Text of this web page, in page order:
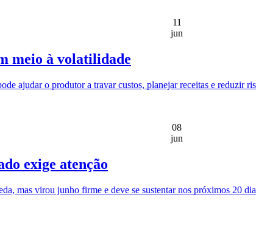
11
jun
meio à volatilidade
ajudar o produtor a travar custos, planejar receitas e reduzir
08
jun
exige atenção
mas virou junho firme e deve se sustentar nos próximos 20